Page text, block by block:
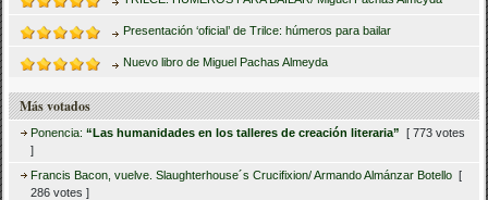
Presentación ‘oficial’ de Trilce: húmeros para bailar
Nuevo libro de Miguel Pachas Almeyda
Más votados
Ponencia:“Las humanidades en los talleres de creación literaria” [ 773 votes
]
Francis Bacon, vuelve. Slaughterhouse´s Crucifixion/ Armando Almánzar Botello [
286 votes ]